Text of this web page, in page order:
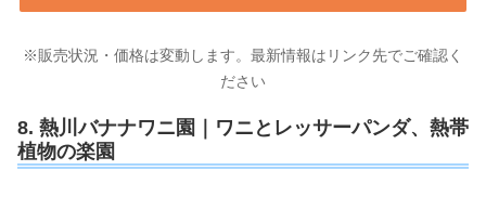
※販売状況・価格は変動します。最新情報はリンク先でご確認く
ださい
8. 熱川バナナワニ園｜ワニとレッサーパンダ、熱帯
植物の楽園